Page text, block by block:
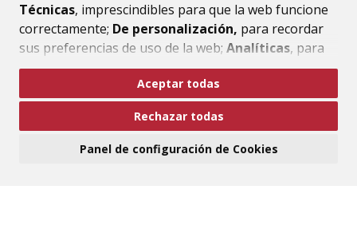
Técnicas, imprescindibles para que la web funcione
correctamente; De personalización, para recordar
sus preferencias de uso de la web; Analíticas, para
mejorar el funcionamiento de la web y sus servicios.
Si acepta pulsando el botón“Aceptar todas”
consideramos que acepta su uso. Si pulsa el botón
ninguna acción, se guardarán las cookies técnicas
Aceptar todas
Rechazar todas
Panel de configuración de Cookies